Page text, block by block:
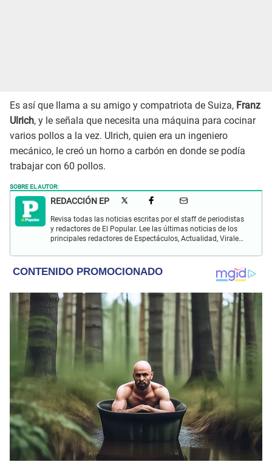
Es así que llama a su amigo y compatriota de Suiza, Franz
Ulrich, y le señala que necesita una máquina para cocinar
varios pollos a la vez. Ulrich, quien era un ingeniero
mecánico, le creó un horno a carbón en donde se podía
trabajar con 60 pollos.
SOBRE EL AUTOR:
REDACCIÓN EP
Revisa todas las noticias escritas por el staff de periodistas
y redactores de El Popular. Lee las últimas noticias de los
principales redactores de Espectáculos, Actualidad, Virales,